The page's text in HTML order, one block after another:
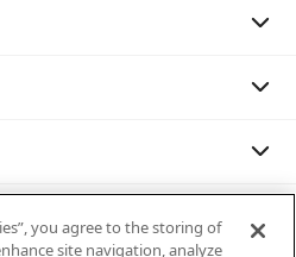
・Value)
you agree to the storing of
site navigation, analyze